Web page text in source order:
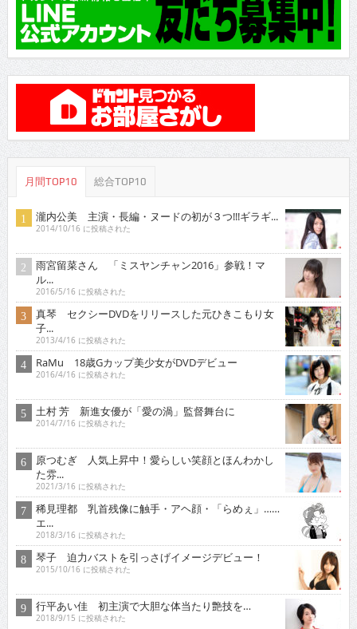
月間TOP10 総合TOP10
瀧内公美 主演・長編・ヌードの初が３つ!!!ギラギ...
2014/10/16 に投稿された
雨宮留菜さん 「ミスヤンチャン2016」参戦！マ
ル...
2016/5/16 に投稿された
真琴 セクシーDVDをリリースした元ひきこもり女
子...
2013/4/16 に投稿された
RaMu 18歳Gカップ美少女がDVDデビュー
2016/4/16 に投稿された
土村 芳 新進女優が「愛の渦」監督舞台に
2014/7/16 に投稿された
原つむぎ 人気上昇中！愛らしい笑顔とほんわかし
た雰...
2021/3/16 に投稿された
稀見理都 乳首残像に触手・アヘ顔・「らめぇ」……
エ...
2018/3/16 に投稿された
琴子 迫力バストを引っさげイメージデビュー！
2015/10/16 に投稿された
行平あい佳 初主演で大胆な体当たり艶技を…
2018/9/15 に投稿された